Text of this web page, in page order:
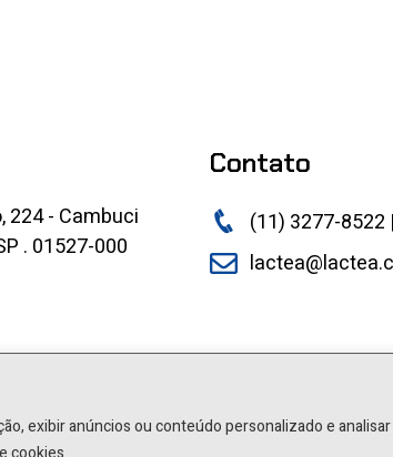
exibir anúncios ou conteúdo personalizado e
224 - Cambuci
. 01527-000
Contato
(11) 3277-8522